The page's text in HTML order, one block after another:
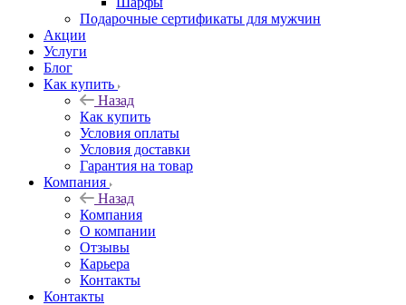
Подарочные сертификаты для мужчин
Акции
Услуги
Блог
Как купить
Назад
Как купить
Условия оплаты
Условия доставки
Гарантия на товар
Компания
Назад
Компания
О компании
Отзывы
Карьера
Контакты
Контакты